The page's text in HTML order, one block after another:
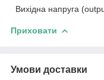
Вихідна напруга
Приховати
Умови доставки